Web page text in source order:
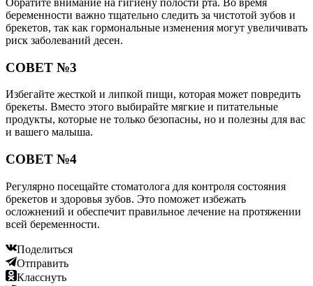
беременности важно тщательно следить за чистотой зубов и
брекетов, так как гормональные изменения могут увеличивать
риск заболеваний десен.
СОВЕТ №3
Избегайте жесткой и липкой пищи, которая может повредить
брекеты. Вместо этого выбирайте мягкие и питательные
продукты, которые не только безопасны, но и полезны для вас
и вашего малыша.
СОВЕТ №4
Регулярно посещайте стоматолога для контроля состояния
брекетов и здоровья зубов. Это поможет избежать
осложнений и обеспечит правильное лечение на протяжении
всей беременности.
Поделиться
Отправить
Класснуть